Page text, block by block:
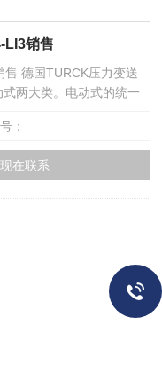
LI3销售
德国TURCK压力变送
两大类。电动式的统一
不同的转换原理可分为力
频率式等，下面简单介绍
：
现在联系